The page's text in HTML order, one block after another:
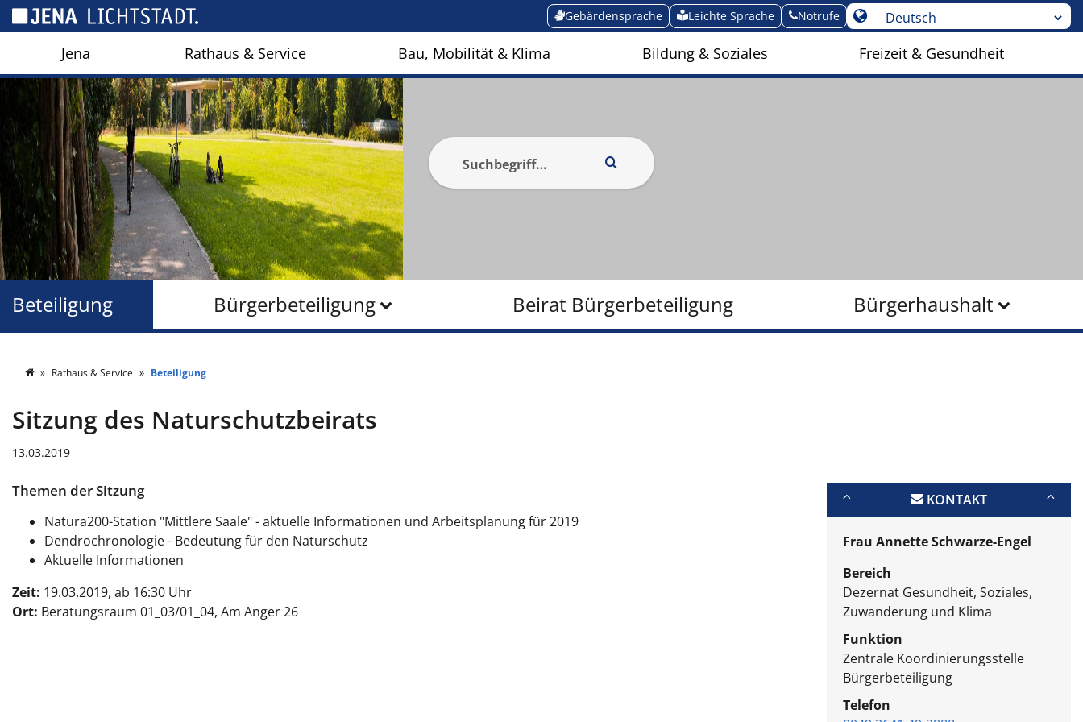
Gebärdensprache Leichte Sprache Notrufe
Jena Rathaus & Service Bau, Mobilität & Klima Bildung & Soziales Freizeit & Gesundheit
Bürgerbeteiligung Beirat Bürgerbeteiligung Bürgerhaushalt
Beteiligung
Rathaus & Service Beteiligung
Sitzung des Naturschutzbeirats
13.03.2019
Themen der Sitzung
Natura200-Station "Mittlere Saale" - aktuelle Informationen und Arbeitsplanung für 2019
Dendrochronologie - Bedeutung für den Naturschutz
Aktuelle Informationen
Zeit: 19.03.2019, ab 16:30 Uhr
Ort: Beratungsraum 01_03/01_04, Am Anger 26
KONTAKT
Frau Annette Schwarze-Engel
Bereich
Dezernat Gesundheit, Soziales,
Zuwanderung und Klima
Funktion
Zentrale Koordinierungsstelle
Bürgerbeteiligung
Telefon
Cookie-Einstellungen